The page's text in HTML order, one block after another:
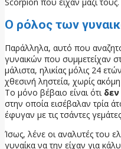
Ο ρόλος των
Παράλληλα, αυτό που
γυναικών που συμμετείχαν
μάλιστα, ηλικίας μόλις 24
χθεσινή ληστεία, χωρίς ακόμη
Το μόνο βέβαιο είναι ότι
στην οποία εισέβαλαν τρία
έφυγαν με τις τσάντες
Ίσως, λένε οι αναλυτές του
γυναίκα να την είχαν για